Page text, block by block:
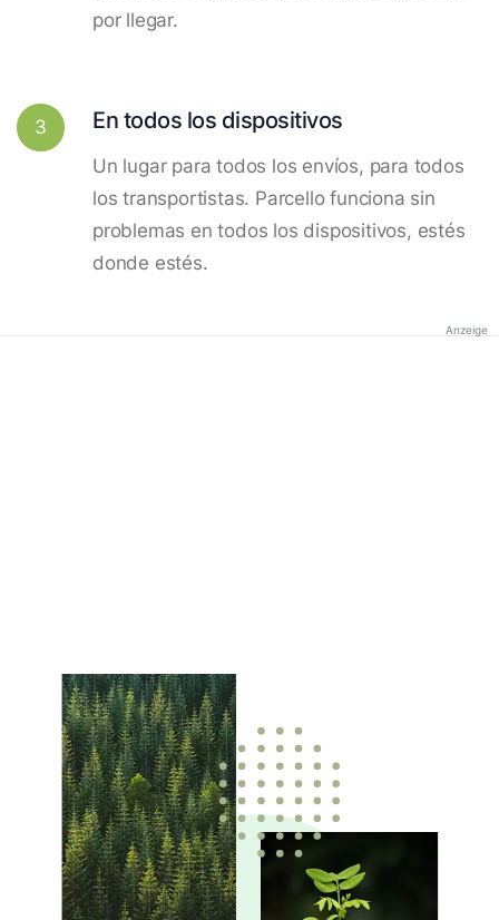
por llegar.
3 En todos los dispositivos
Un lugar para todos los envíos, para todos
los transportistas. Parcello funciona sin
problemas en todos los dispositivos, estés
donde estés.
Anzeige